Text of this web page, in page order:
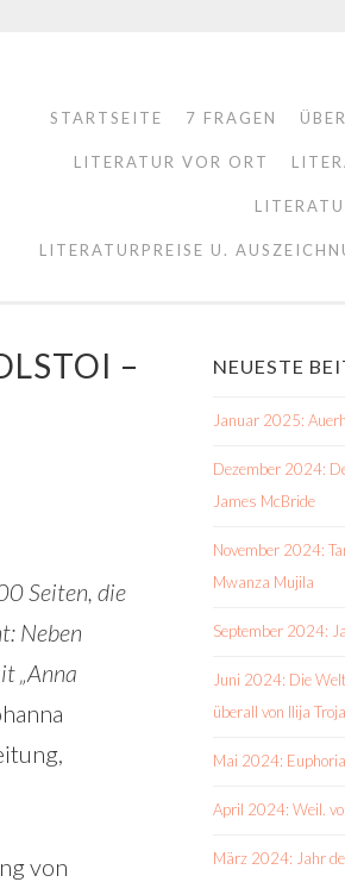
STARTSEITE 7 FRAGEN
LITERATUR VOR ORT
LITERATURPREISE U.
–
Seiten, die
Neben
„Anna
von
NEUESTE
Januar 2025:
Dezember 2024:
James McBride
November 2024:
Mwanza Mujila
September 2024:
Juni 2024: Die
überall von Ilija
Mai 2024:
April 2024: Weil.
März 2024: Jahr